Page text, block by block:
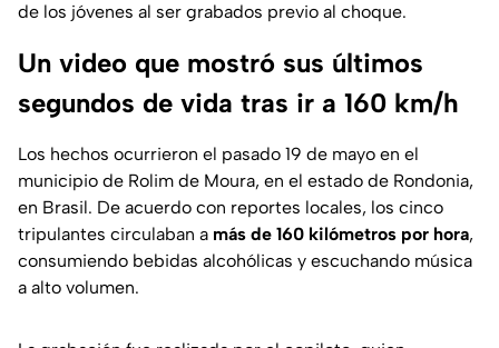
de los jóvenes al ser grabados previo al choque.
Un video que mostró sus últimos
segundos de vida tras ir a 160 km/h
Los hechos ocurrieron el pasado 19 de mayo en el
municipio de Rolim de Moura, en el estado de Rondonia,
en Brasil. De acuerdo con reportes locales, los cinco
tripulantes circulaban a más de 160 kilómetros por hora,
consumiendo bebidas alcohólicas y escuchando música
a alto volumen.